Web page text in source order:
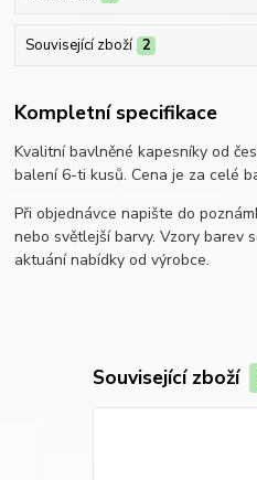
Související zboží 2
Kompletní specifikace
Kvalitní bavlněné kapesníky od
balení 6-ti kusů. Cena je za celé
Při objednávce napište do
nebo světlejší barvy. Vzory barev
aktuání nabídky od výrobce.
Související zboží